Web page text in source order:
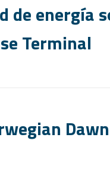
de energía
Terminal